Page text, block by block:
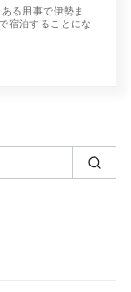
る用事で伊勢ま
宿泊することにな